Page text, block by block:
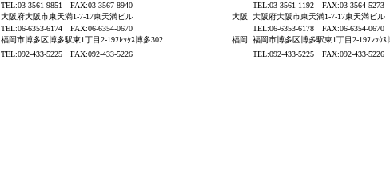
TEL:03-3561-9851 FAX:03-3567-8940
TEL:03-3561-1192 FAX:03-3564-5273
大阪府大阪市東天満1-7-17東天満ビル 大阪
大阪府大阪市東天満1-7-17東天満ビル
TEL:06-6353-6174 FAX:06-6354-0670
TEL:06-6353-6178 FAX:06-6354-0670
福岡市博多区博多駅東1丁目2-19ﾌﾚｯｸｽ博多302 福岡
福岡市博多区博多駅東1丁目2-19ﾌﾚｯｸｽ
TEL:092-433-5225 FAX:092-433-5226
TEL:092-433-5225 FAX:092-433-5226